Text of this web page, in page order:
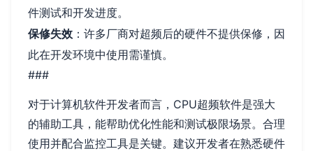
件测试和开发进度。
保修失效 ：许多厂商对超频后的硬件不提供保修，因
此在开发环境中使用需谨慎。
###
对于计算机软件开发者而言，CPU超频软件是强大
的辅助工具，能帮助优化性能和测试极限场景。合理
使用并配合监控工具是关键。建议开发者在熟悉硬件